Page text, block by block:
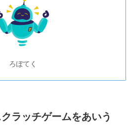
ろぼてく
ラッチゲームをあいう